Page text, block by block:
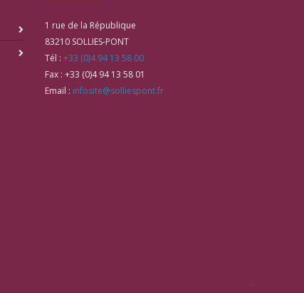
1 rue de la République
83210 SOLLIES-PONT
Tél : +33 (0)4 94 13 58 00
Fax : +33 (0)4 94 13 58 01
Email : infosite@solliespont.fr